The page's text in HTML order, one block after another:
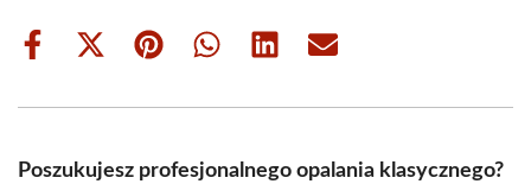
Share
Share
(Twitter)
Share Share Share Share
Poszukujesz profesjonalnego opalania klasycznego?